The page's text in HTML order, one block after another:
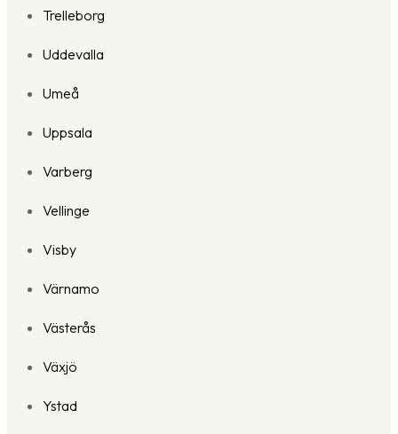
Trelleborg
Uddevalla
Umeå
Uppsala
Varberg
Vellinge
Visby
Värnamo
Västerås
Växjö
Ystad